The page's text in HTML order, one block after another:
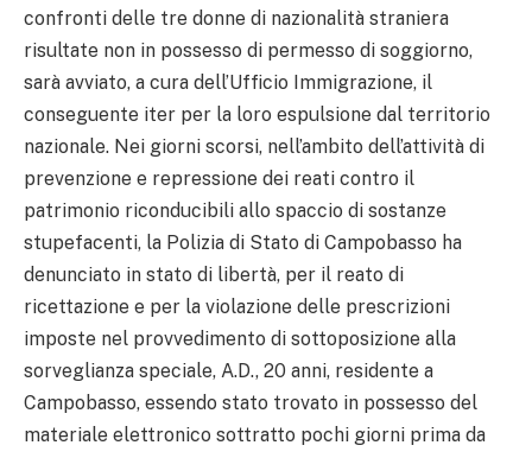
confronti delle tre donne di nazionalità straniera
risultate non in possesso di permesso di soggiorno,
sarà avviato, a cura dell’Ufficio Immigrazione, il
conseguente iter per la loro espulsione dal territorio
nazionale. Nei giorni scorsi, nell’ambito dell’attività di
prevenzione e repressione dei reati contro il
patrimonio riconducibili allo spaccio di sostanze
stupefacenti, la Polizia di Stato di Campobasso ha
denunciato in stato di libertà, per il reato di
ricettazione e per la violazione delle prescrizioni
imposte nel provvedimento di sottoposizione alla
sorveglianza speciale, A.D., 20 anni, residente a
Campobasso, essendo stato trovato in possesso del
materiale elettronico sottratto pochi giorni prima da